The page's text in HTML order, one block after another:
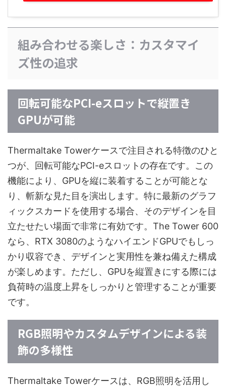
組み合わせる楽しさ：カスタマイ
ズ性の追求
回転可能なPCI-eスロットで縦置き
GPUが可能
Thermaltake Towerケースで注目される特徴のひと
つが、回転可能なPCI-eスロットの存在です。この
機能により、GPUを縦に装着することが可能とな
り、斬新な見た目を演出します。特に最新のグラフ
ィックスカードを使用する場合、そのデザインを目
立たせたい場面で非常に有効です。The Tower 600
なら、RTX 3080のようなハイエンドGPUでもしっ
かり収容でき、デザインと実用性を兼ね備えた構成
が楽しめます。ただし、GPUを縦置きにする際には
負荷時の温度上昇をしっかりと管理することが重要
です。
RGB照明やカスタムデザインによる装
飾の多様性
Thermaltake Towerケースは、RGB照明を活用し